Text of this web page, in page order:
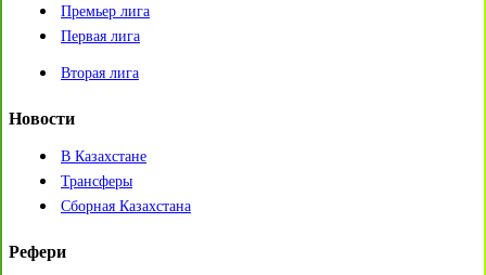
Премьер лига
Первая лига
Вторая лига
Новости
В Казахстане
Трансферы
Сборная Казахстана
Рефери